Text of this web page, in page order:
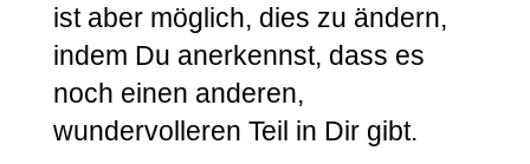
ist aber möglich, dies zu ändern,
indem Du anerkennst, dass es
noch einen anderen,
wundervolleren Teil in Dir gibt.